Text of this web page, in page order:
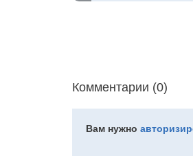
Комментарии (0)
Вам нужно